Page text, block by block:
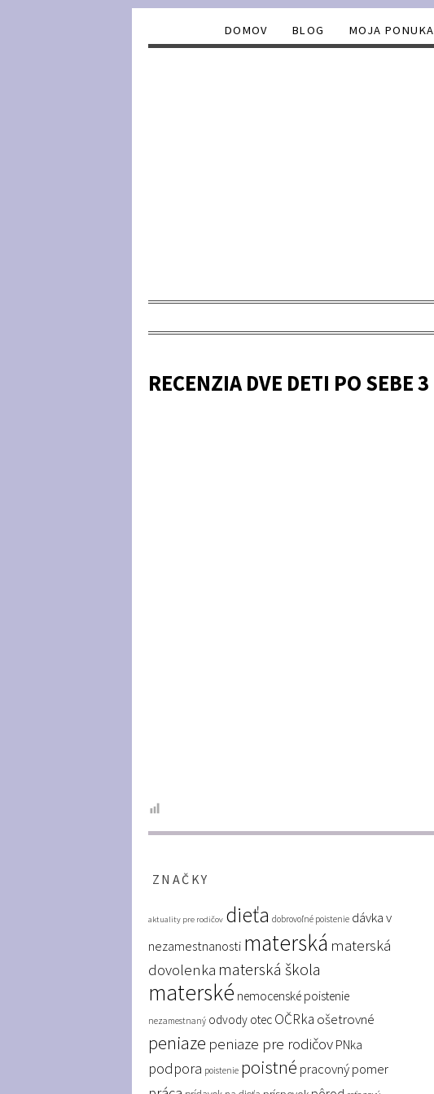
DOMOV BLOG MOJA PONUKA
RECENZIA DVE DETI PO SEBE 3
ZNAČKY
aktuality pre rodičov dieťa dobrovoľné poistenie dávka v
nezamestnanosti materská materská
dovolenka materská škola
materské nemocenské poistenie
nezamestnaný odvody otec OČRka ošetrovné
peniaze peniaze pre rodičov PNka
podpora poistenie poistné pracovný pomer